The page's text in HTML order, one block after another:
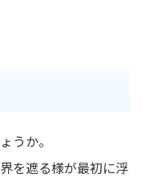
うか。
を遮る様が最初に浮